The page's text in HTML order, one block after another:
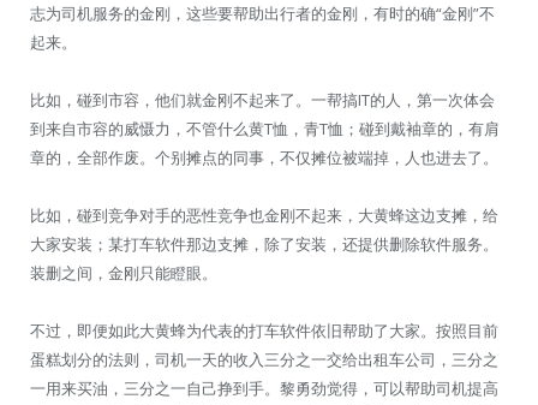
志为司机服务的金刚，这些要帮助出行者的金刚，有时的确“金刚”不
起来。
比如，碰到市容，他们就金刚不起来了。一帮搞IT的人，第一次体会
到来自市容的威慑力，不管什么黄T恤，青T恤；碰到戴袖章的，有肩
章的，全部作废。个别摊点的同事，不仅摊位被端掉，人也进去了。
比如，碰到竞争对手的恶性竞争也金刚不起来，大黄蜂这边支摊，给
大家安装；某打车软件那边支摊，除了安装，还提供删除软件服务。
装删之间，金刚只能瞪眼。
不过，即便如此大黄蜂为代表的打车软件依旧帮助了大家。按照目前
蛋糕划分的法则，司机一天的收入三分之一交给出租车公司，三分之
一用来买油，三分之一自己挣到手。黎勇劲觉得，可以帮助司机提高